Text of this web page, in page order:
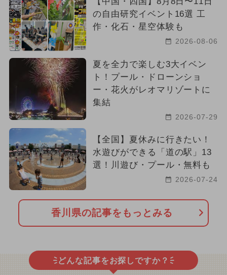
の自由研究イベント16選 工
作・化石・星空体験も
2026-08-06
夏を全力で楽しむ3大イベン
ト！プール・ドローンショ
ー・花火がレオマリゾートに
集結
2026-07-29
【全国】夏休みに行きたい！
水遊びができる「道の駅」13
選！川遊び・プール・無料も
2026-07-24
香川県の記事をもっとみる
どんな記事をお探しですか？